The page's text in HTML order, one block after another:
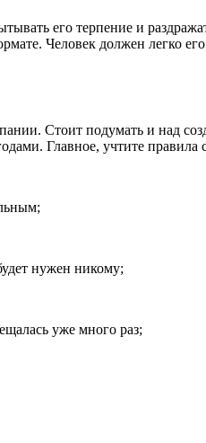
его терпение и
Человек должен легко
Стоит подумать и над
Главное, учтите правила
нужен никому;
уже много раз;